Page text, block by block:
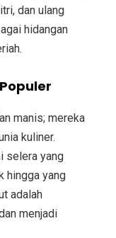
dan ulang
hidangan
manis; mereka
kuliner.
selera yang
hingga yang
adalah
menjadi